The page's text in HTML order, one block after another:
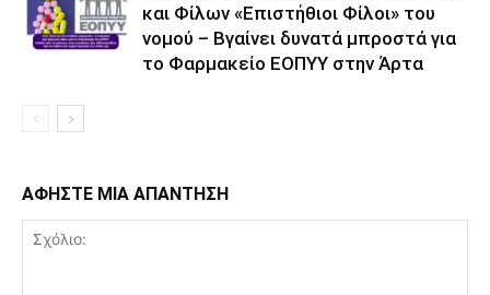
και Φίλων «Επιστήθιοι Φίλοι» του
νομού – Βγαίνει δυνατά μπροστά για
το Φαρμακείο ΕΟΠΥΥ στην Άρτα
ΑΦΗΣΤΕ ΜΙΑ ΑΠΑΝΤΗΣΗ